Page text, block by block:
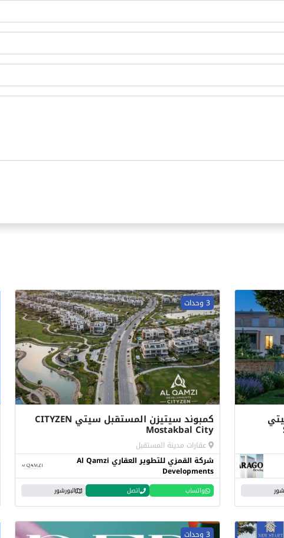
3 وحدات
كمبوند سيتيزن المستقبل سيتي CITYZEN
Mostakbal City
عقارات مدينة المستقبل
شركة القمزي للتطوير العقاري Al Qamzi
Developments
واتساب اتصل البورشور
3 وحدات